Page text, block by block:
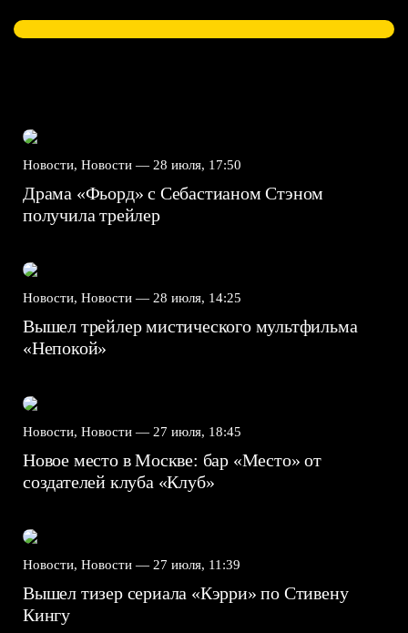
Новости, Новости — 28 июля, 17:50
Драма «Фьорд» с Себастианом Стэном
получила трейлер
Новости, Новости — 28 июля, 14:25
Вышел трейлер мистического мультфильма
«Непокой»
Новости, Новости — 27 июля, 18:45
Новое место в Москве: бар «Место» от
создателей клуба «Клуб»
Новости, Новости — 27 июля, 11:39
Вышел тизер сериала «Кэрри» по Стивену
Кингу